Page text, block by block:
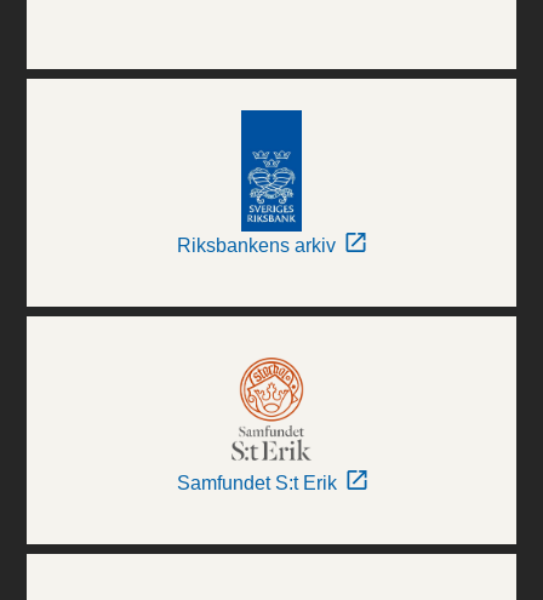
Riksbankens arkiv
Samfundet S:t Erik